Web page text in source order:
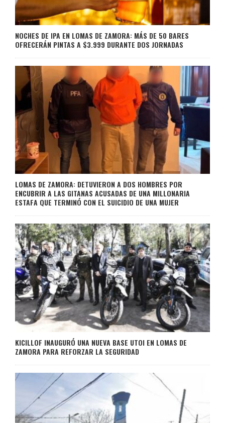
NOCHES DE IPA EN LOMAS DE ZAMORA: MÁS DE 50 BARES
OFRECERÁN PINTAS A $3.999 DURANTE DOS JORNADAS
LOMAS DE ZAMORA: DETUVIERON A DOS HOMBRES POR
ENCUBRIR A LAS GITANAS ACUSADAS DE UNA MILLONARIA
ESTAFA QUE TERMINÓ CON EL SUICIDIO DE UNA MUJER
KICILLOF INAUGURÓ UNA NUEVA BASE UTOI EN LOMAS DE
ZAMORA PARA REFORZAR LA SEGURIDAD